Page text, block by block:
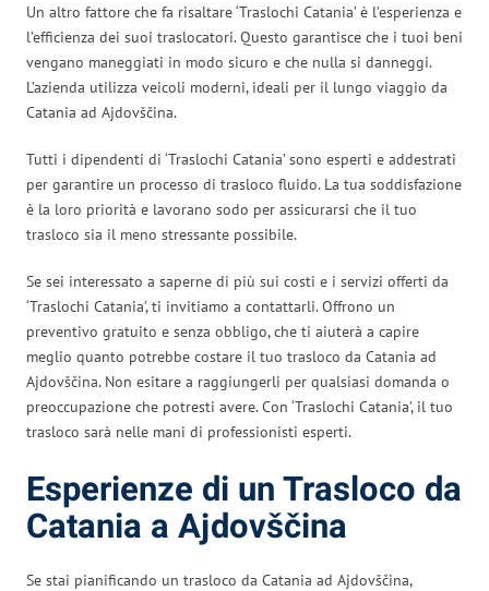
Un altro fattore che fa risaltare ‘Traslochi Catania’ è l’esperienza e
l’efficienza dei suoi traslocatori. Questo garantisce che i tuoi beni
vengano maneggiati in modo sicuro e che nulla si danneggi.
L’azienda utilizza veicoli moderni, ideali per il lungo viaggio da
Catania ad Ajdovščina.
Tutti i dipendenti di ‘Traslochi Catania’ sono esperti e addestrati
per garantire un processo di trasloco fluido. La tua soddisfazione
è la loro priorità e lavorano sodo per assicurarsi che il tuo
trasloco sia il meno stressante possibile.
Se sei interessato a saperne di più sui costi e i servizi offerti da
‘Traslochi Catania’, ti invitiamo a contattarli. Offrono un
preventivo gratuito e senza obbligo, che ti aiuterà a capire
meglio quanto potrebbe costare il tuo trasloco da Catania ad
Ajdovščina. Non esitare a raggiungerli per qualsiasi domanda o
preoccupazione che potresti avere. Con ‘Traslochi Catania’, il tuo
trasloco sarà nelle mani di professionisti esperti.
Esperienze di un Trasloco da
Catania a Ajdovščina
Se stai pianificando un trasloco da Catania ad Ajdovščina,